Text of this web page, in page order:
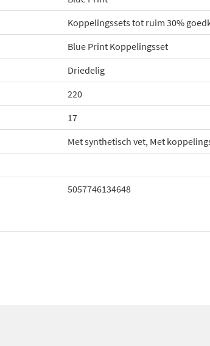
Koppelingssets tot ruim 30%
Blue Print Koppelingsset
Driedelig
220
17
Met synthetisch vet, Met
5057746134648